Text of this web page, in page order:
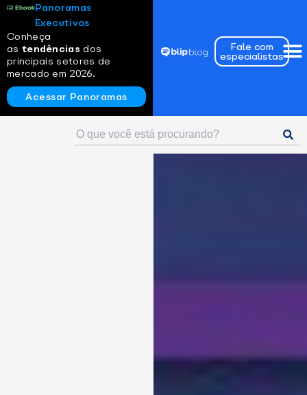
Panoramas
Executivos
Conheça
as tendências dos
principais setores de
mercado em 2026.
Acessar Panoramas
Fale com
especialistas